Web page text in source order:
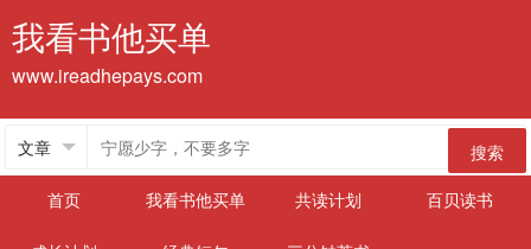
我看书他买单
www.ireadhepays.com
搜索
首页
我看书他买单 共读计划 百贝读书